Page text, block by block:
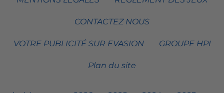
CONTACTEZ NOUS
VOTRE PUBLICITÉ SUR EVASION GROUPE HPI
Plan du site